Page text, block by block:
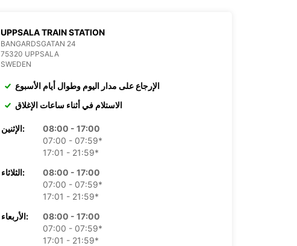
UPPSALA TRAIN STATION
BANGARDSGATAN 24
75320 UPPSALA
SWEDEN
الإرجاع على مدار اليوم وطوال أيام الأسبوع
الاستلام في أثناء ساعات الإغلاق
الإثنين:
08:00 - 17:00
07:00 - 07:59*
17:01 - 21:59*
الثلاثاء:
08:00 - 17:00
07:00 - 07:59*
17:01 - 21:59*
الأربعاء:
08:00 - 17:00
07:00 - 07:59*
17:01 - 21:59*